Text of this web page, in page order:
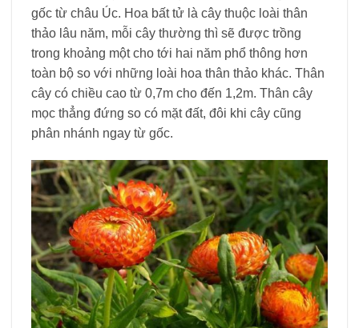
gốc từ châu Úc. Hoa bất tử là cây thuộc loài thân
thảo lâu năm, mỗi cây thường thì sẽ được trồng
trong khoảng một cho tới hai năm phổ thông hơn
toàn bộ so với những loài hoa thân thảo khác. Thân
cây có chiều cao từ 0,7m cho đến 1,2m. Thân cây
mọc thẳng đứng so có mặt đất, đôi khi cây cũng
phân nhánh ngay từ gốc.